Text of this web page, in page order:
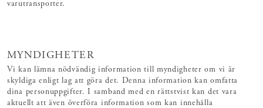
varutransporter.
MYNDIGHETER
Vi kan lämna nödvändig information till myndigheter om vi är
skyldiga enligt lag att göra det. Denna information kan omfatta
dina personuppgifter. I samband med en rättstvist kan det vara
aktuellt att även överföra information som kan innehålla